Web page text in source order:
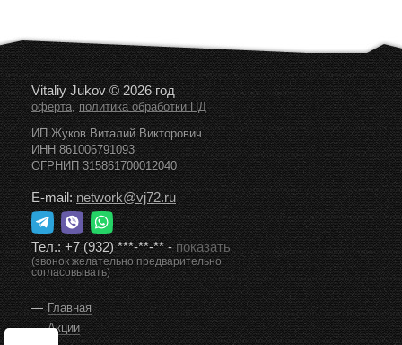
Vitaliy Jukov © 2026 год
оферта,политика обработки ПД
ИП Жуков Виталий Викторович
ИНН 861006791093
ОГРНИП 315861700012040
E-mail:network@vj72.ru
Тел.:+7 (932) ***-**-**-показать
(звонок желательно предварительно
согласовывать)
Главная
Акции